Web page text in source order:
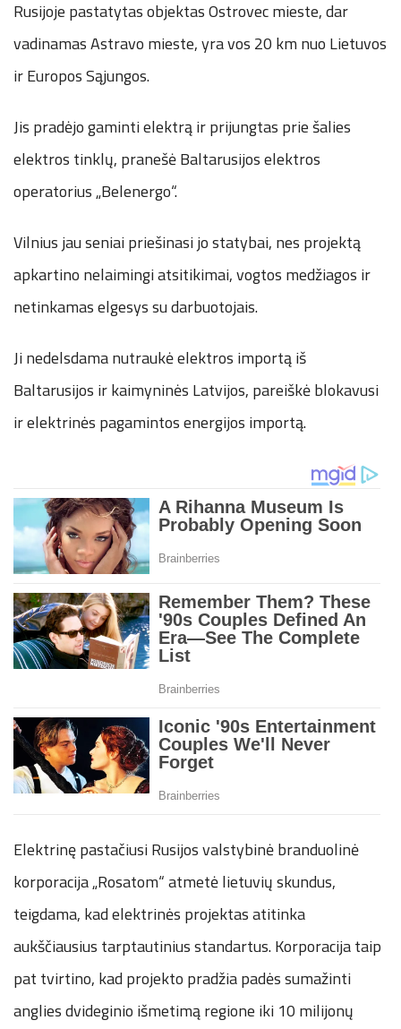
Rusijoje pastatytas objektas Ostrovec mieste, dar
vadinamas Astravo mieste, yra vos 20 km nuo Lietuvos
ir Europos Sąjungos.
Jis pradėjo gaminti elektrą ir prijungtas prie šalies
elektros tinklų, pranešė Baltarusijos elektros
operatorius „Belenergo“.
Vilnius jau seniai priešinasi jo statybai, nes projektą
apkartino nelaimingi atsitikimai, vogtos medžiagos ir
netinkamas elgesys su darbuotojais.
Ji nedelsdama nutraukė elektros importą iš
Baltarusijos ir kaimyninės Latvijos, pareiškė blokavusi
ir elektrinės pagamintos energijos importą.
Elektrinę pastačiusi Rusijos valstybinė branduolinė
korporacija „Rosatom“ atmetė lietuvių skundus,
teigdama, kad elektrinės projektas atitinka
aukščiausius tarptautinius standartus. Korporacija taip
pat tvirtino, kad projekto pradžia padės sumažinti
anglies dvideginio išmetimą regione iki 10 milijonų